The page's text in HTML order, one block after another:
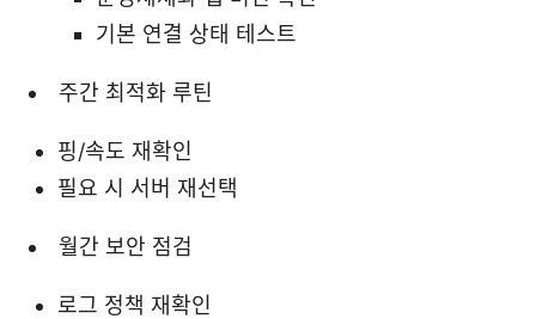
기본 연결 상태 테스트
주간 최적화 루틴
핑/속도 재확인
필요 시 서버 재선택
월간 보안 점검
로그 정책 재확인